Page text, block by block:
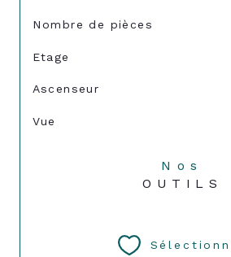
Nombre de pièces
Etage
Ascenseur
Vue
Nos
OUTILS